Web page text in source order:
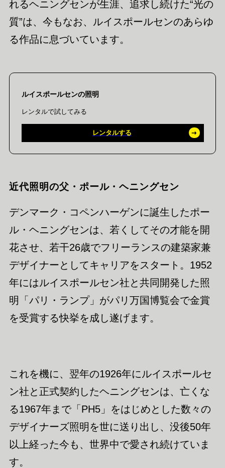
れるヘニングセンが生涯、追求し続けた“光の
質”は、今もなお、ルイスポールセンのあらゆ
る作品に息づいています。
ルイスポールセンの照明
レンタルで試してみる
レンタルする
近代照明の父・ポール・ヘニングセン
デンマーク・コペンハーゲンに誕生したポー
ル・ヘニングセンは、若くしてその才能を開
花させ、若干26歳でフリーランスの建築家兼
デザイナーとしてキャリアをスタート。1952
年にはルイスポールセン社と共同開発した照
明「パリ・ランプ」がパリ万国博覧会で金賞
を受賞する快挙を成し遂げます。
これを機に、翌年の1926年にルイスポールセ
ン社と正式契約したヘニングセンは、亡くな
る1967年まで「PH5」をはじめとした数々の
デザイナーズ照明を世に送り出し、没後50年
以上経った今も、世界中で愛され続けていま
す。